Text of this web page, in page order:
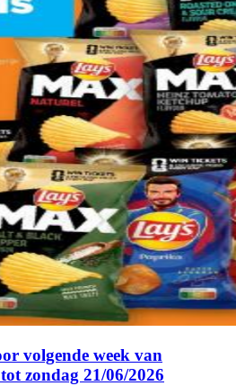
volgende week van
zondag 21/06/2026